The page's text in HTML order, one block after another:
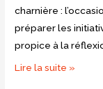
charnière :
préparer les
propice à la
DECEMBRE
Lire la suite »